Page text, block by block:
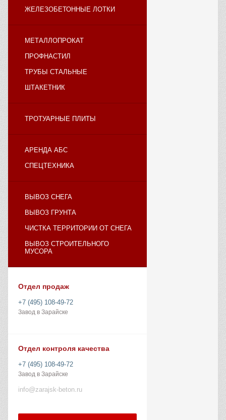
ЖЕЛЕЗОБЕТОННЫЕ ЛОТКИ
МЕТАЛЛОПРОКАТ
ПРОФНАСТИЛ
ТРУБЫ СТАЛЬНЫЕ
ШТАКЕТНИК
ТРОТУАРНЫЕ ПЛИТЫ
АРЕНДА АБС
СПЕЦТЕХНИКА
ВЫВОЗ СНЕГА
ВЫВОЗ ГРУНТА
ЧИСТКА ТЕРРИТОРИИ ОТ СНЕГА
ВЫВОЗ СТРОИТЕЛЬНОГО
МУСОРА
Отдел продаж
+7 (495) 108-49-72
Завод в Зарайске
Отдел контроля качества
+7 (495) 108-49-72
Завод в Зарайске
info@zarajsk-beton.ru